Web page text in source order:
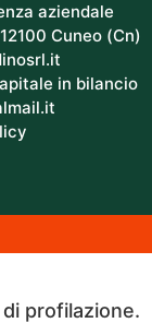
aziendale
Cuneo (Cn)
in bilancio
profilazione.